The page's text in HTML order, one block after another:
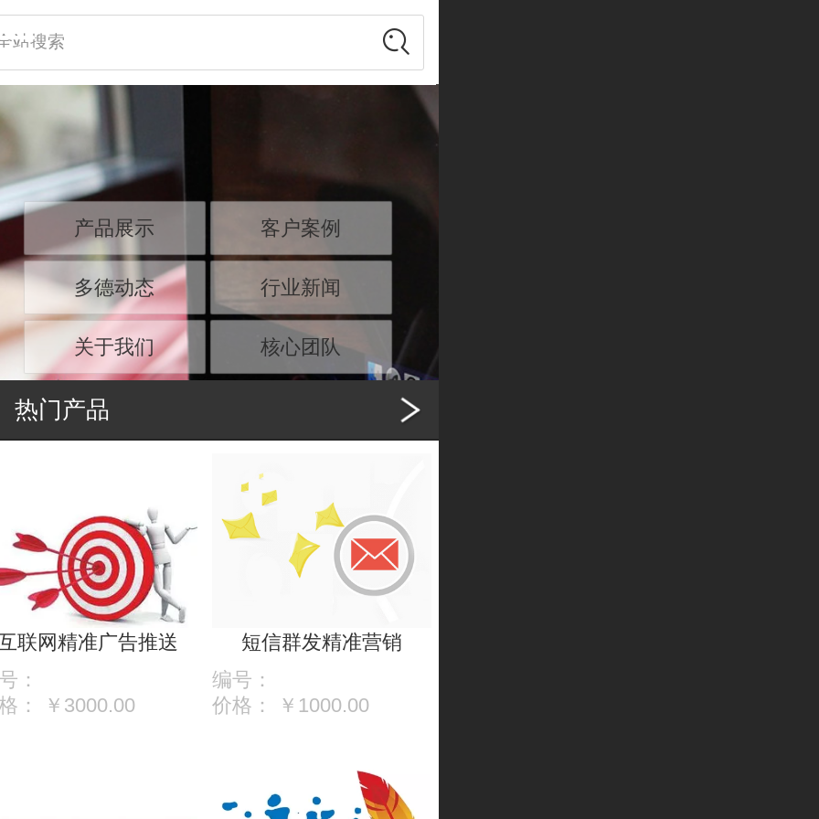
站搜索
产品展示 客户案例
多德动态 行业新闻
关于我们 核心团队
热门产品
联网精准广告推送
：
：
￥3000.00
短信群发精准营销
编号：
价格：
￥1000.00